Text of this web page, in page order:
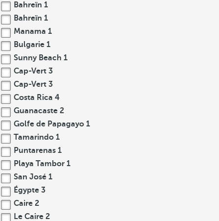
Bahreïn 1
Bahreïn 1
Manama 1
Bulgarie 1
Sunny Beach 1
Cap-Vert 3
Cap-Vert 3
Costa Rica 4
Guanacaste 2
Golfe de Papagayo 1
Tamarindo 1
Puntarenas 1
Playa Tambor 1
San José 1
Égypte 3
Caire 2
Le Caire 2